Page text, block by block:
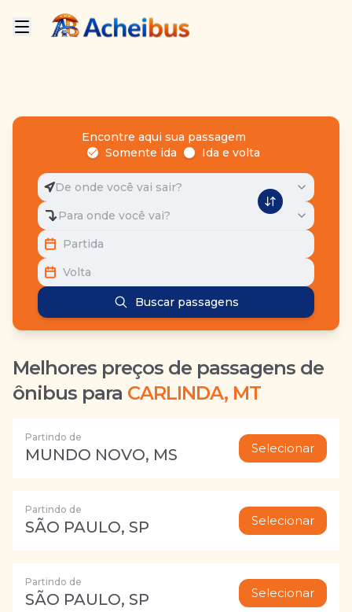
Encontre aqui sua passagem
Somente ida
Ida e volta
De onde você vai sair?
Para onde você vai?
Partida
Volta
Buscar passagens
Melhores preços de passagens de
ônibus para CARLINDA, MT
Partindo de
MUNDO NOVO, MS Selecionar
Partindo de
SÃO PAULO, SP Selecionar
Partindo de
SÃO PAULO, SP Selecionar